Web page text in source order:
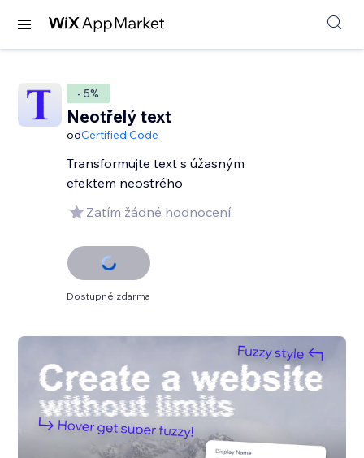
- 5%
Neotřelý text
odCertified Code
Transformujte text s úžasným
efektem neostrého
Zatím žádné hodnocení
Dostupné zdarma